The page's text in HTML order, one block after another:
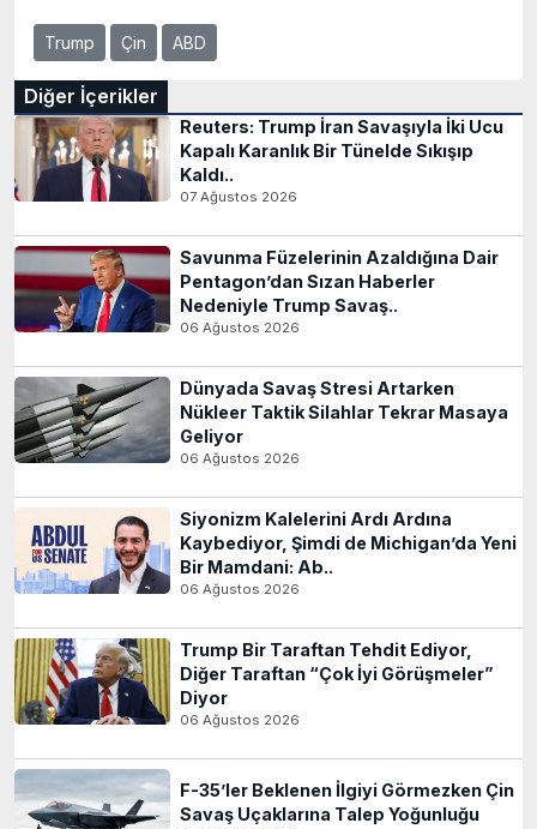
Trump Çin ABD
Diğer İçerikler
Reuters: Trump İran Savaşıyla İki Ucu
Kapalı Karanlık Bir Tünelde Sıkışıp
Kaldı..
07 Ağustos 2026
Savunma Füzelerinin Azaldığına Dair
Pentagon’dan Sızan Haberler
Nedeniyle Trump Savaş..
06 Ağustos 2026
Dünyada Savaş Stresi Artarken
Nükleer Taktik Silahlar Tekrar Masaya
Geliyor
06 Ağustos 2026
Siyonizm Kalelerini Ardı Ardına
Kaybediyor, Şimdi de Michigan’da Yeni
Bir Mamdani: Ab..
06 Ağustos 2026
Trump Bir Taraftan Tehdit Ediyor,
Diğer Taraftan “Çok İyi Görüşmeler”
Diyor
06 Ağustos 2026
F-35’ler Beklenen İlgiyi Görmezken Çin
Savaş Uçaklarına Talep Yoğunluğu